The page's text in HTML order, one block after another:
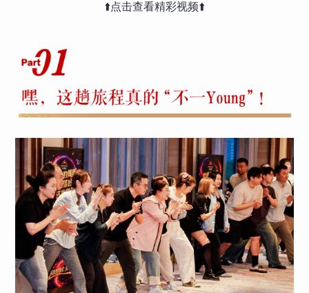
⬆️点击查看精彩视频⬆️